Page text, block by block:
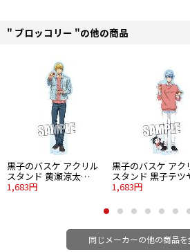
※縫製の都合により、製品ごとでサイズに多少の
" ブロッコリー "の他の商品
黒子のバスケ アクリル
スタンド 黄瀬涼太
Strawberry Ver.
1,683円
黒子のバスケ アク
スタンド 黒子テツ
Strawberry Ver.
1,683円
同じメーカーの他の商品を